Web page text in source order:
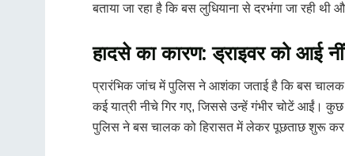
बताया जा रहा है कि बस लुधियाना से दरभंगा जा रही
हादसे का कारण: ड्राइवर को आई
प्रारंभिक जांच में पुलिस ने आशंका जताई है कि बस
कई यात्री नीचे गिर गए, जिससे उन्हें गंभीर चोटें आईं।
पुलिस ने बस चालक को हिरासत में लेकर पूछताछ शुरू कर